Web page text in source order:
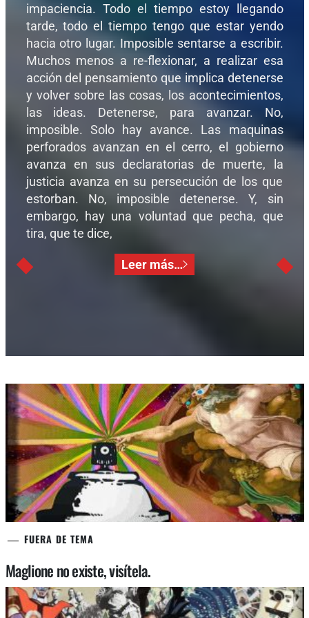
impaciencia. Todo el tiempo estoy llegando
tarde, todo el tiempo tengo que estar yendo
hacia otro lugar. Imposible sentarse a escribir.
Muchos menos a re-flexionar, a realizar esa
acción del pensamiento que implica detenerse
y volver sobre las cosas, los acontecimientos,
las ideas. Detenerse, para avanzar. No,
imposible. Solo hay avance. Las maquinas
perforados avanzan en el cerro, el gobierno
avanza en sus declaratorias de muerte, la
justicia avanza en su persecución de los que
estorban. No, imposible detenerse. Y, sin
embargo, hay una voluntad que pecha, que
tira, que te dice,
Leer más…
FUERA DE TEMA
Maglione no existe, visítela.